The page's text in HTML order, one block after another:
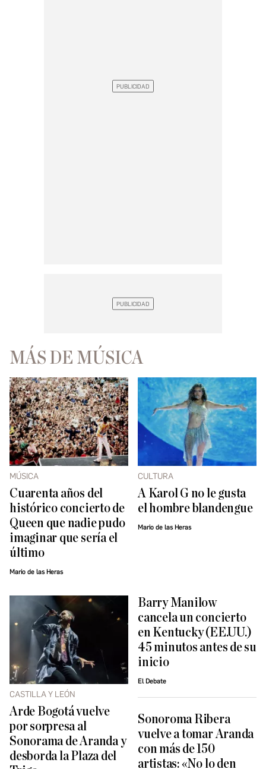
MÁS DE MÚSICA
MÚSICA
Cuarenta años del
histórico concierto de
Queen que nadie pudo
imaginar que sería el
último
Mario de las Heras
CULTURA
A Karol G no le gusta
el hombre blandengue
Mario de las Heras
CASTILLA Y LEÓN
Arde Bogotá vuelve
por sorpresa al
Sonorama de Aranda y
desborda la Plaza del
Barry Manilow
cancela un concierto
en Kentucky (EE.UU.)
45 minutos antes de su
inicio
El Debate
Sonoroma Ribera
vuelve a tomar Aranda
con más de 150
artistas: «No lo den